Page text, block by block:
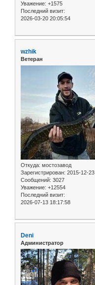
Уважение: +1575
Последний визит:
2026-03-20 20:05:54
wzhik
Ветеран
Откуда: мостозавод
Зарегистрирован: 2015-12-23
Сообщений: 3027
Уважение: +12554
Последний визит:
2026-07-13 18:17:58
Deni
Администратор